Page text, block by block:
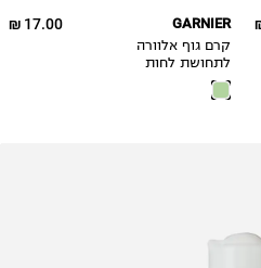
17.00 ₪ GARNIER
קרם גוף אלוורה
לתחושת לחות
אינטנסיבית